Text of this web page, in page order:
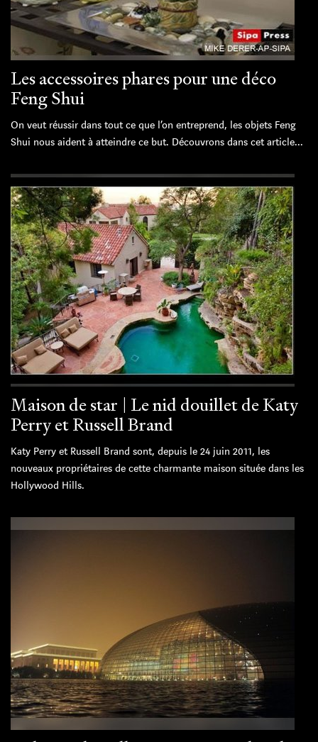
Les accessoires phares pour une déco
Feng Shui
On veut réussir dans tout ce que l’on entreprend, les objets Feng
Shui nous aident à atteindre ce but. Découvrons dans cet article...
Maison de star | Le nid douillet de Katy
Perry et Russell Brand
Katy Perry et Russell Brand sont, depuis le 24 juin 2011, les
nouveaux propriétaires de cette charmante maison située dans les
Hollywood Hills.